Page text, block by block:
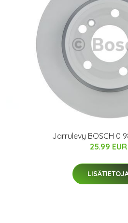
Jarrulevy BOSCH 0
25.99 EUR